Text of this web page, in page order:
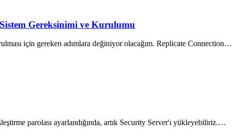
Gereksinimi ve Kurulumu
için gereken adımlara değiniyor olacağım. Replicate Connection…
parolası ayarlandığında, artık Security Server'ı yükleyebiliriz.…